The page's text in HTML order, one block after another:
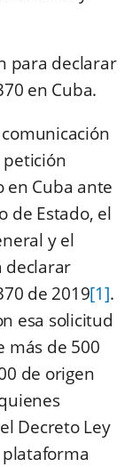
para declarar
en Cuba.
en Cuba ante
de Estado, el
y el
declarar
de 2019[1].
esa solicitud
más de 500
de origen
Decreto Ley
plataforma